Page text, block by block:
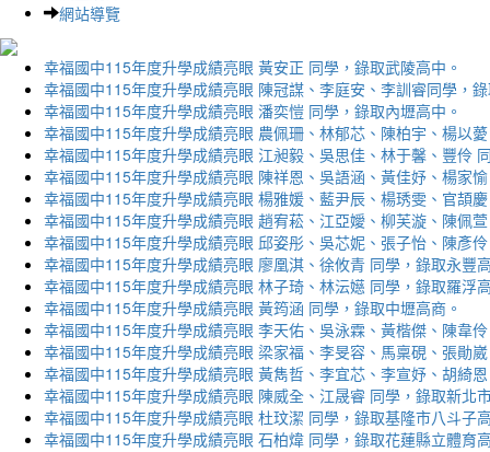
網站導覽
幸福國中115年度升學成績亮眼 黃安正 同學，錄取武陵高中。
幸福國中115年度升學成績亮眼 陳冠謀、李庭安、李訓睿同學，
幸福國中115年度升學成績亮眼 潘奕愷 同學，錄取內壢高中。
幸福國中115年度升學成績亮眼 農佩珊、林郁芯、陳柏宇、楊以
幸福國中115年度升學成績亮眼 江昶毅、吳思佳、林于馨、豐伶
幸福國中115年度升學成績亮眼 陳祥恩、吳語涵、黃佳妤、楊家
幸福國中115年度升學成績亮眼 楊雅媛、藍尹辰、楊琇雯、官頡
幸福國中115年度升學成績亮眼 趙宥菘、江亞嬡、柳芙漩、陳佩
幸福國中115年度升學成績亮眼 邱姿彤、吳芯妮、張子怡、陳彥
幸福國中115年度升學成績亮眼 廖凰淇、徐攸青 同學，錄取永豐
幸福國中115年度升學成績亮眼 林子琦、林沄嬨 同學，錄取羅浮
幸福國中115年度升學成績亮眼 黃筠涵 同學，錄取中壢高商。
幸福國中115年度升學成績亮眼 李天佑、吳泳霖、黃楷傑、陳韋
幸福國中115年度升學成績亮眼 梁家福、李旻容、馬稟硯、張勛
幸福國中115年度升學成績亮眼 黃雋哲、李宜芯、李宣妤、胡綺
幸福國中115年度升學成績亮眼 陳威全、江晟睿 同學，錄取新北
幸福國中115年度升學成績亮眼 杜玟潔 同學，錄取基隆市八斗子
幸福國中115年度升學成績亮眼 石柏煒 同學，錄取花蓮縣立體育